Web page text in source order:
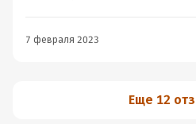
7 февраля 2023
Еще 12